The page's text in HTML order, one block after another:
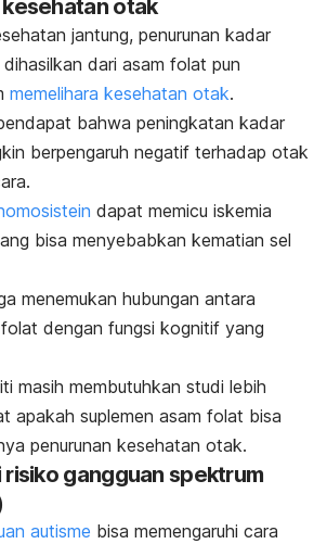
otak
jantung, penurunan kadar
dari asam folat pun
memelihara kesehatan otak.
bahwa peningkatan kadar
berpengaruh negatif terhadap otak
dapat memicu iskemia
bisa menyebabkan kematian sel
menemukan hubungan antara
dengan fungsi kognitif yang
masih membutuhkan studi lebih
apakah suplemen asam folat bisa
penurunan kesehatan otak.
risiko gangguan spektrum
autisme bisa memengaruhi cara